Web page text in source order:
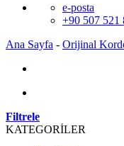
e-posta
+90 507 521
Ana Sayfa - Orijinal
Filtrele
KATEGORİLER